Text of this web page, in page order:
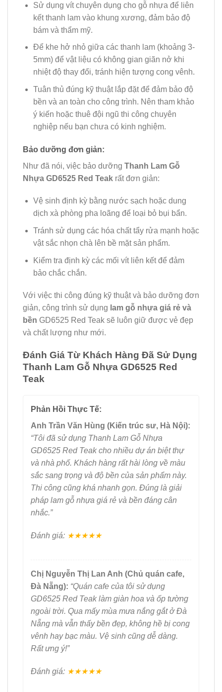
Sử dụng vít chuyên dụng cho gỗ nhựa để liên
kết thanh lam vào khung xương, đảm bảo độ
bám và thẩm mỹ.
Để khe hở nhỏ giữa các thanh lam (khoảng 3-
5mm) để vật liệu có không gian giãn nở khi
nhiệt độ thay đổi, tránh hiện tượng cong vênh.
Tuân thủ đúng kỹ thuật lắp đặt để đảm bảo độ
bền và an toàn cho công trình. Nên tham khảo
ý kiến hoặc thuê đội ngũ thi công chuyên
nghiệp nếu bạn chưa có kinh nghiệm.
Bảo dưỡng đơn giản:
Như đã nói, việc bảo dưỡng Thanh Lam Gỗ
Nhựa GD6525 Red Teak rất đơn giản:
Vệ sinh định kỳ bằng nước sạch hoặc dung
dịch xà phòng pha loãng để loại bỏ bụi bẩn.
Tránh sử dụng các hóa chất tẩy rửa mạnh hoặc
vật sắc nhọn chà lên bề mặt sản phẩm.
Kiểm tra định kỳ các mối vít liên kết để đảm
bảo chắc chắn.
Với việc thi công đúng kỹ thuật và bảo dưỡng đơn
giản, công trình sử dụng lam gỗ nhựa giá rẻ và
bền GD6525 Red Teak sẽ luôn giữ được vẻ đẹp
và chất lượng như mới.
Đánh Giá Từ Khách Hàng Đã Sử Dụng
Thanh Lam Gỗ Nhựa GD6525 Red
Teak
Phản Hồi Thực Tế:
Anh Trần Văn Hùng (Kiến trúc sư, Hà Nội):
“Tôi đã sử dụng Thanh Lam Gỗ Nhựa
GD6525 Red Teak cho nhiều dự án biệt thự
và nhà phố. Khách hàng rất hài lòng về màu
sắc sang trọng và độ bền của sản phẩm này.
Thi công cũng khá nhanh gọn. Đúng là giải
pháp lam gỗ nhựa giá rẻ và bền đáng cân
nhắc.”
Đánh giá: ★★★★★
Chị Nguyễn Thị Lan Anh (Chủ quán cafe,
Đà Nẵng): “Quán cafe của tôi sử dụng
GD6525 Red Teak làm giàn hoa và ốp tường
ngoài trời. Qua mấy mùa mưa nắng gắt ở Đà
Nẵng mà vẫn thấy bền đẹp, không hề bị cong
vênh hay bạc màu. Vệ sinh cũng dễ dàng.
Rất ưng ý!”
Đánh giá: ★★★★★